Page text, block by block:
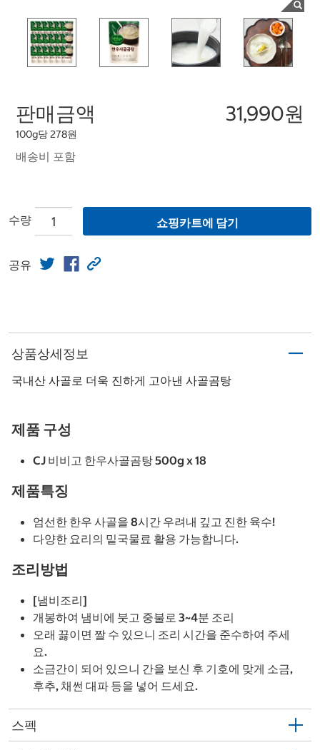
판매금액 31,990원
100g당 278원
배송비 포함
수량 쇼핑카트에 담기
공유
상품상세정보
국내산 사골로 더욱 진하게 고아낸 사골곰탕
제품 구성
CJ 비비고 한우사골곰탕 500g x 18
제품특징
엄선한 한우 사골을 8시간 우려내 깊고 진한 육수!
다양한 요리의 밑국물료 활용 가능합니다.
조리방법
[냄비조리]
개봉하여 냄비에 붓고 중불로 3~4분 조리
오래 끓이면 짤 수 있으니 조리 시간을 준수하여 주세
요.
소금간이 되어 있으니 간을 보신 후 기호에 맞게 소금,
후추, 채썬 대파 등을 넣어 드세요.
스펙